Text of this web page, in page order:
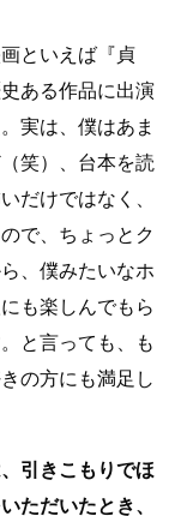
といえば『貞
ある作品に出演
実は、僕はあま
笑）、台本を読
だけではなく、
で、ちょっとク
、僕みたいなホ
も楽しんでもら
と言っても、も
の方にも満足し
引きこもりでほ
ただいたとき、